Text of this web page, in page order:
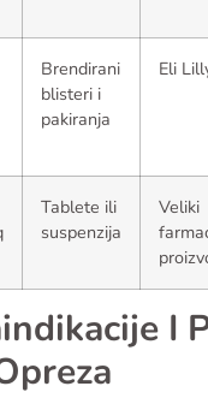
Brendirani
blisteri i
pakiranja
Eli
Tablete ili
suspenzija
Veliki
I